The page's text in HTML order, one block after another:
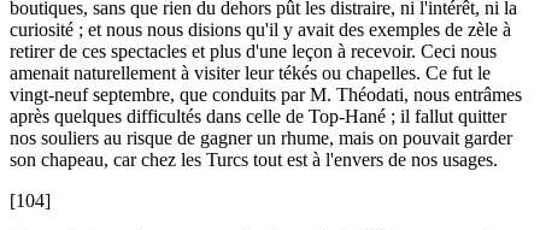
boutiques, sans que rien du dehors pût les distraire, ni l'intérêt, ni la
curiosité ; et nous nous disions qu'il y avait des exemples de zèle à
retirer de ces spectacles et plus d'une leçon à recevoir. Ceci nous
amenait naturellement à visiter leur tékés ou chapelles. Ce fut le
vingt-neuf septembre, que conduits par M. Théodati, nous entrâmes
après quelques difficultés dans celle de Top-Hané ; il fallut quitter
nos souliers au risque de gagner un rhume, mais on pouvait garder
son chapeau, car chez les Turcs tout est à l'envers de nos usages.
[104]